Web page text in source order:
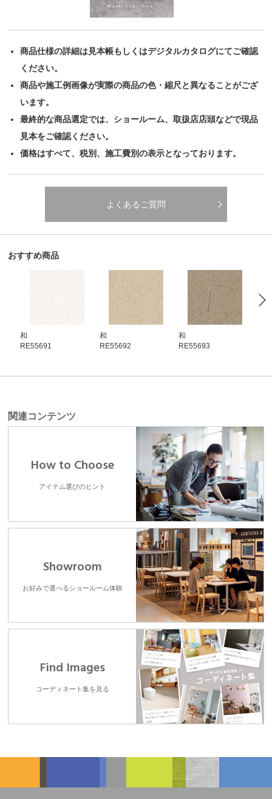
商品仕様の詳細は見本帳もしくはデジタルカタログにてご確認
ください。
商品や施工例画像が実際の商品の色・縮尺と異なることがござ
います。
最終的な商品選定では、ショールーム、取扱店店頭などで現品
見本をご確認ください。
価格はすべて、税別、施工費別の表示となっております。
よくあるご質問
おすすめ商品
和
RE55691
和
RE55692
和
RE55693
関連コンテンツ
How to Choose
アイテム選びのヒント
Showroom
お好みで選べるショールーム体験
Find Images
コーディネート集を見る